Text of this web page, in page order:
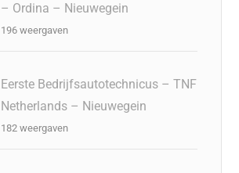
– Ordina – Nieuwegein
196 weergaven
Eerste Bedrijfsautotechnicus – TNF
Netherlands – Nieuwegein
182 weergaven